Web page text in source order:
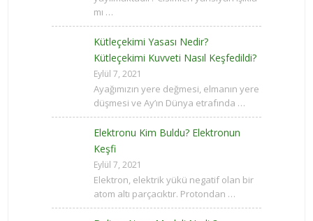
mı …
Kütleçekimi Yasası Nedir?
Kütleçekimi Kuvveti Nasıl Keşfedildi?
Eylül 7, 2021
Ayağımızın yere değmesi, elmanın yere
düşmesi ve Ay’ın Dünya etrafında …
Elektronu Kim Buldu? Elektronun
Keşfi
Eylül 7, 2021
Elektron, elektrik yükü negatif olan bir
atom altı parçacıktır. Protondan …